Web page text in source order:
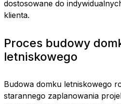
dostosowane do
klienta.
Proces budowy
letniskowego
Budowa domku letniskowego
starannego zaplanowania